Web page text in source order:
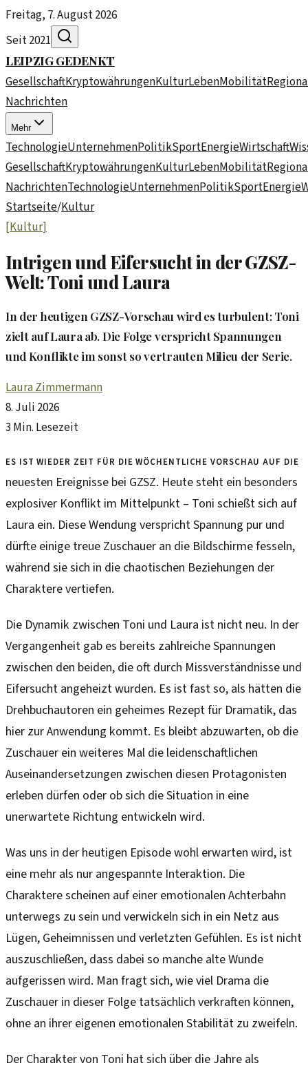
Freitag, 7. August 2026
Seit 2021
LEIPZIGGEDENKT
GesellschaftKryptowährungenKulturLebenMobilität
Nachrichten
Mehr
TechnologieUnternehmenPolitikSportEnergieWirtschaft
GesellschaftKryptowährungenKulturLebenMobilität
NachrichtenTechnologieUnternehmenPolitikSportEnergie
Startseite/Kultur
[Kultur]
Intrigen und Eifersucht in der GZSZ-
Welt: Toni und Laura
In der heutigen GZSZ-Vorschau wird es turbulent: Toni
zielt auf Laura ab. Die Folge verspricht Spannungen
und Konflikte im sonst so vertrauten Milieu der Serie.
Laura Zimmermann
8. Juli 2026
3 Min. Lesezeit
Es ist wieder Zeit für die wöchentliche Vorschau auf die
neuesten Ereignisse bei GZSZ. Heute steht ein besonders
explosiver Konflikt im Mittelpunkt – Toni schießt sich auf
Laura ein. Diese Wendung verspricht Spannung pur und
dürfte einige treue Zuschauer an die Bildschirme fesseln,
während sie sich in die chaotischen Beziehungen der
Charaktere vertiefen.
Die Dynamik zwischen Toni und Laura ist nicht neu. In der
Vergangenheit gab es bereits zahlreiche Spannungen
zwischen den beiden, die oft durch Missverständnisse und
Eifersucht angeheizt wurden. Es ist fast so, als hätten die
Drehbuchautoren ein geheimes Rezept für Dramatik, das
hier zur Anwendung kommt. Es bleibt abzuwarten, ob die
Zuschauer ein weiteres Mal die leidenschaftlichen
Auseinandersetzungen zwischen diesen Protagonisten
erleben dürfen oder ob sich die Situation in eine
unerwartete Richtung entwickeln wird.
Was uns in der heutigen Episode wohl erwarten wird, ist
eine mehr als nur angespannte Interaktion. Die
Charaktere scheinen auf einer emotionalen Achterbahn
unterwegs zu sein und verwickeln sich in ein Netz aus
Lügen, Geheimnissen und verletzten Gefühlen. Es ist nicht
auszuschließen, dass dabei so manche alte Wunde
aufgerissen wird. Man fragt sich, wie viel Drama die
Zuschauer in dieser Folge tatsächlich verkraften können,
ohne an ihrer eigenen emotionalen Stabilität zu zweifeln.
Der Charakter von Toni hat sich über die Jahre als